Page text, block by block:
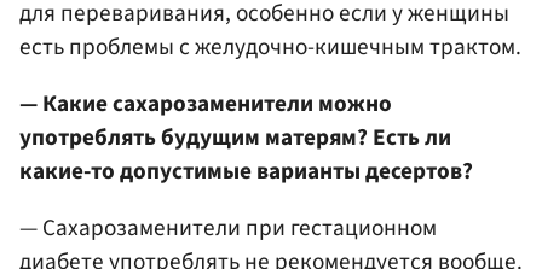
для переваривания, особенно если у женщины
есть проблемы с желудочно-кишечным трактом.
— Какие сахарозаменители можно
употреблять будущим матерям? Есть ли
какие-то допустимые варианты десертов?
— Сахарозаменители при гестационном
диабете употреблять не рекомендуется вообще.